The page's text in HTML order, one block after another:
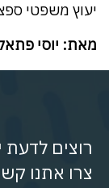
יעוץ משפטי
מאת: יוסי
רוצים לדעת
צרו אתנו